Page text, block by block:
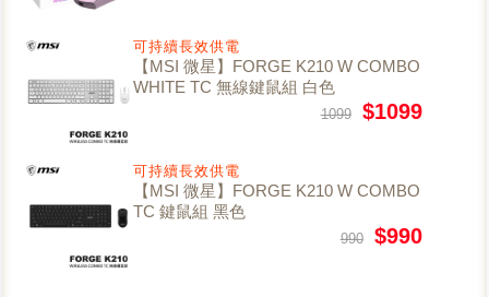
可持續長效供電
【MSI 微星】FORGE K210 W COMBO
WHITE TC 無線鍵鼠組 白色
1099 $1099
可持續長效供電
【MSI 微星】FORGE K210 W COMBO
TC 鍵鼠組 黑色
990 $990